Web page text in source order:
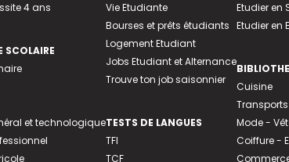
4 ans
SCOLAIRE
et technologique
Vie Etudiante
Bourses et prêts étudiants
Logement Etudiant
Jobs Etudiant et Alternance
Trouve ton job saisonnier
TESTS DE LANGUES
TFI
TCF
Etudier en
Etudier en
Cuisine
Transports
Mode -
Coiffure -